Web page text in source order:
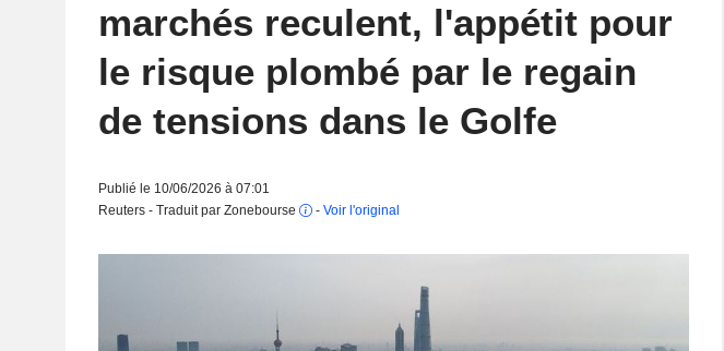
marchés reculent, l'appétit pour
le risque plombé par le regain
de tensions dans le Golfe
Publié le 10/06/2026 à 07:01
Reuters - Traduit par Zonebourse
- Voir l'original